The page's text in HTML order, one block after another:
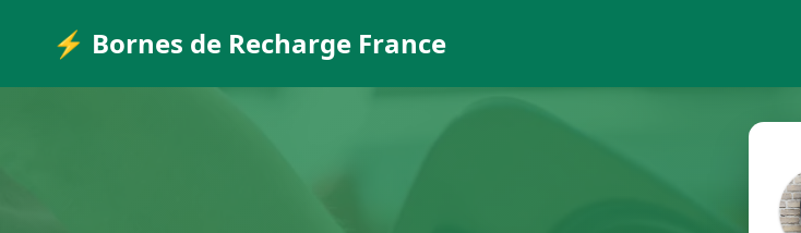
⚡ Bornes de Recharge France